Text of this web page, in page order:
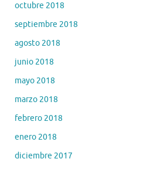
octubre 2018
septiembre 2018
agosto 2018
junio 2018
mayo 2018
marzo 2018
febrero 2018
enero 2018
diciembre 2017